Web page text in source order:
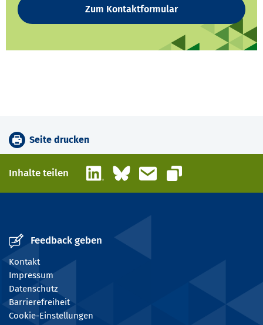
Zum Kontaktformular
Seite drucken
Inhalte teilen LinkedInBlueskyE-Mail
Link kopieren
Feedback geben
Kontakt
Impressum
Datenschutz
Barrierefreiheit
Cookie-Einstellungen